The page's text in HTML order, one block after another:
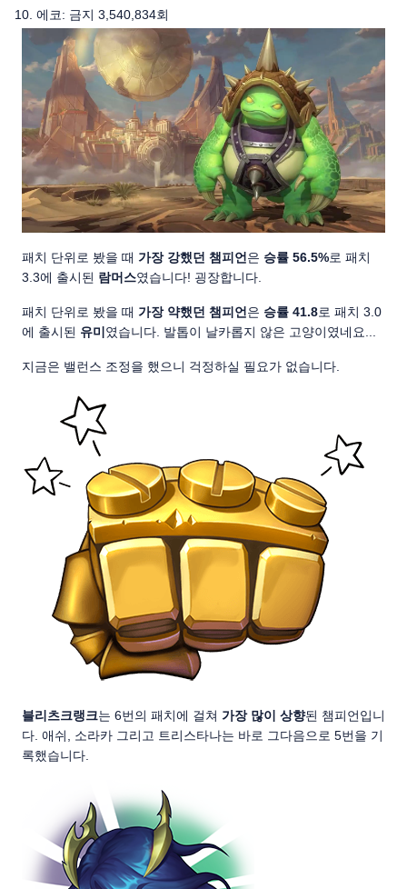
에코: 금지 3,540,834회
패치 단위로 봤을 때 가장 강했던 챔피언 은 승률 56.5%로 패치
3.3에 출시된 람머스였습니다! 굉장합니다.
패치 단위로 봤을 때 가장 약했던 챔피언 은 승률 41.8로 패치 3.0
에 출시된 유미 였습니다. 발톱이 날카롭지 않은 고양이였네요...
지금은 밸런스 조정을 했으니 걱정하실 필요가 없습니다.
블리츠크랭크는 6번의 패치에 걸쳐 가장 많이 상향된 챔피언입니
다. 애쉬, 소라카 그리고 트리스타나는 바로 그다음으로 5번을 기
록했습니다.